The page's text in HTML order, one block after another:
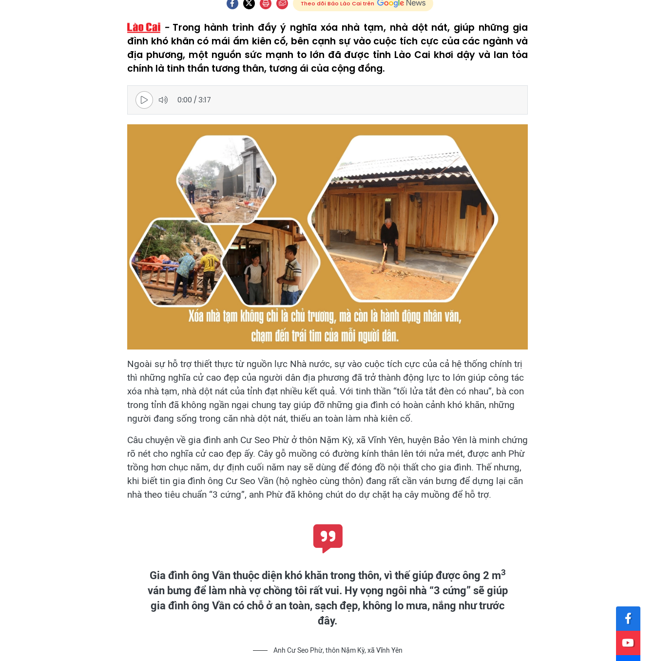
Theo dõi Báo Lào Cai trên
Trong hành trình đầy ý nghĩa xóa nhà tạm, nhà dột nát, giúp những gia
đình khó khăn có mái ấm kiên cố, bên cạnh sự vào cuộc tích cực của các ngành và
địa phương, một nguồn sức mạnh to lớn đã được tỉnh Lào Cai khơi dậy và lan tỏa
chính là tinh thần tương thân, tương ái của cộng đồng.
0:00 /3:17
Ngoài sự hỗ trợ thiết thực từ nguồn lực Nhà nước, sự vào cuộc tích cực của cả hệ thống chính trị
thì những nghĩa cử cao đẹp của người dân địa phương đã trở thành động lực to lớn giúp công tác
xóa nhà tạm, nhà dột nát của tỉnh đạt nhiều kết quả. Với tinh thần “tối lửa tắt đèn có nhau”, bà con
trong tỉnh đã không ngần ngại chung tay giúp đỡ những gia đình có hoàn cảnh khó khăn, những
người đang sống trong căn nhà dột nát, thiếu an toàn làm nhà kiên cố.
Câu chuyện về gia đình anh Cư Seo Phừ ở thôn Nặm Kỳ, xã Vĩnh Yên, huyện Bảo Yên là minh chứng
rõ nét cho nghĩa cử cao đẹp ấy. Cây gỗ muồng có đường kính thân lên tới nửa mét, được anh Phừ
trồng hơn chục năm, dự định cuối năm nay sẽ dùng để đóng đồ nội thất cho gia đình. Thế nhưng,
khi biết tin gia đình ông Cư Seo Vần (hộ nghèo cùng thôn) đang rất cần ván bưng để dựng lại căn
nhà theo tiêu chuẩn “3 cứng”, anh Phừ đã không chút do dự chặt hạ cây muồng để hỗ trợ.
Gia đình ông Vần thuộc diện khó khăn trong thôn, vì thế giúp được ông 2 m3
ván bưng để làm nhà vợ chồng tôi rất vui. Hy vọng ngôi nhà “3 cứng” sẽ giúp
gia đình ông Vần có chỗ ở an toàn, sạch đẹp, không lo mưa, nắng như trước
đây.
Anh Cư Seo Phừ, thôn Nặm Kỳ, xã Vĩnh Yên